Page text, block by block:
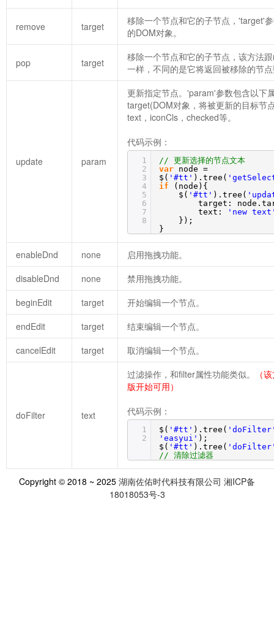
remove target
移除一个节点和它的子节点，'target'
的DOM对象。
pop target
移除一个节点和它的子节点，该方法
一样，不同的是它将返回被移除的节
update param
更新指定节点。'param'参数包含以下
target(DOM对象，将被更新的目标节
text，iconCls，checked等。
代码示例：
1
2
3
4
5
6
7
8
// 更新选择的节点文本
var node =
$( '#tt' ).tree(
if
(node){
$( '#tt' ).tree(
target:
text:
'new
});
}
enableDnd none
启用拖拽功能。
disableDnd
none
禁用拖拽功能。
beginEdit
target
开始编辑一个节点。
endEdit
target
结束编辑一个节点。
cancelEdit
target 取消编辑一个节点。
doFilter text
过滤操作，和filter属性功能类似。
（
版开始可用）
代码示例：
1
2
$( '#tt' ).tree(
'easyui' );
$( '#tt' ).tree(
// 清除过滤器
Copyright © 2018 ~ 2025 湖南佐佑时代科技有限公司 湘ICP备
18018053号-3